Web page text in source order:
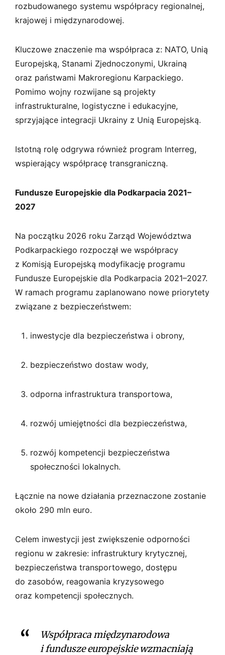
rozbudowanego systemu współpracy regionalnej,
krajowej i międzynarodowej.
Kluczowe znaczenie ma współpraca z: NATO, Unią
Europejską, Stanami Zjednoczonymi, Ukrainą
oraz państwami Makroregionu Karpackiego.
Pomimo wojny rozwijane są projekty
infrastrukturalne, logistyczne i edukacyjne,
sprzyjające integracji Ukrainy z Unią Europejską.
Istotną rolę odgrywa również program Interreg,
wspierający współpracę transgraniczną.
Fundusze Europejskie dla Podkarpacia 2021–
2027
Na początku 2026 roku Zarząd Województwa
Podkarpackiego rozpoczął we współpracy
z Komisją Europejską modyfikację programu
Fundusze Europejskie dla Podkarpacia 2021–2027.
W ramach programu zaplanowano nowe priorytety
związane z bezpieczeństwem:
inwestycje dla bezpieczeństwa i obrony,
bezpieczeństwo dostaw wody,
odporna infrastruktura transportowa,
rozwój umiejętności dla bezpieczeństwa,
rozwój kompetencji bezpieczeństwa
społeczności lokalnych.
Łącznie na nowe działania przeznaczone zostanie
około 290 mln euro.
Celem inwestycji jest zwiększenie odporności
regionu w zakresie: infrastruktury krytycznej,
bezpieczeństwa transportowego, dostępu
do zasobów, reagowania kryzysowego
oraz kompetencji społecznych.
Współpraca międzynarodowa
i fundusze europejskie wzmacniają